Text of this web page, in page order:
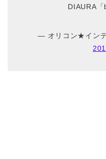
DIAURA「
— オリコン★イン